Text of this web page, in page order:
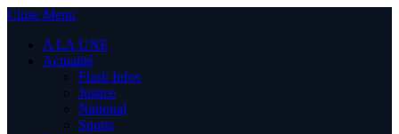
Close Menu
A LA UNE
Actualité
Flash Infos
Justice
National
Sports